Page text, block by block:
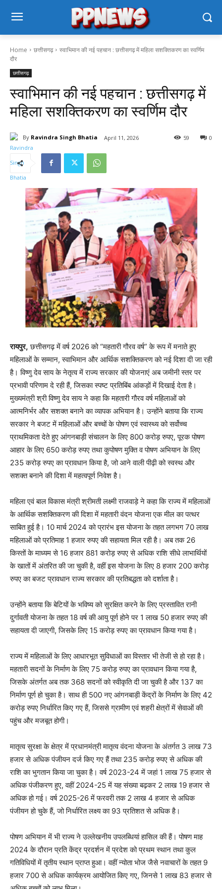
Home छत्तीसगढ़
स्वाभिमान की नई पहचान : छत्तीसगढ़ में महिला सशक्तिकरण का स्वर्णिम
दौर
छत्तीसगढ़
स्वाभिमान की नई पहचान : छत्तीसगढ़ में
महिला सशक्तिकरण का स्वर्णिम दौर
By Ravindra Singh Bhatia April 11, 2026 0
59
रायपुर, छत्तीसगढ़ में वर्ष 2026 को “महतारी गौरव वर्ष” के रूप में मनाते हुए
महिलाओं के सम्मान, स्वाभिमान और आर्थिक सशक्तिकरण को नई दिशा दी जा रही
है। विष्णु देव साय के नेतृत्व में राज्य सरकार की योजनाएं अब जमीनी स्तर पर
प्रभावी परिणाम दे रही हैं, जिसका स्पष्ट प्रतिबिंब आंकड़ों में दिखाई देता है।
मुख्यमंत्री श्री विष्णु देव साय ने कहा कि महतारी गौरव वर्ष महिलाओं को
आत्मनिर्भर और सशक्त बनाने का व्यापक अभियान है। उन्होंने बताया कि राज्य
सरकार ने बजट में महिलाओं और बच्चों के पोषण एवं स्वास्थ्य को सर्वोच्च
प्राथमिकता देते हुए आंगनबाड़ी संचालन के लिए 800 करोड़ रुपए, पूरक पोषण
आहार के लिए 650 करोड़ रुपए तथा कुपोषण मुक्ति व पोषण अभियान के लिए
235 करोड़ रुपए का प्रावधान किया है, जो आने वाली पीढ़ी को स्वस्थ और
सशक्त बनाने की दिशा में महत्वपूर्ण निवेश है।
महिला एवं बाल विकास मंत्री श्रीमती लक्ष्मी राजवाड़े ने कहा कि राज्य में महिलाओं
के आर्थिक सशक्तिकरण की दिशा में महतारी वंदन योजना एक मील का पत्थर
साबित हुई है। 10 मार्च 2024 को प्रारंभ इस योजना के तहत लगभग 70 लाख
महिलाओं को प्रतिमाह 1 हजार रुपए की सहायता मिल रही है। अब तक 26
किस्तों के माध्यम से 16 हजार 881 करोड़ रुपए से अधिक राशि सीधे लाभार्थियों
के खातों में अंतरित की जा चुकी है, वहीं इस योजना के लिए 8 हजार 200 करोड़
रुपए का बजट प्रावधान राज्य सरकार की प्रतिबद्धता को दर्शाता है।
उन्होंने बताया कि बेटियों के भविष्य को सुरक्षित करने के लिए प्रस्तावित रानी
दुर्गावती योजना के तहत 18 वर्ष की आयु पूर्ण होने पर 1 लाख 50 हजार रुपए की
सहायता दी जाएगी, जिसके लिए 15 करोड़ रुपए का प्रावधान किया गया है।
राज्य में महिलाओं के लिए आधारभूत सुविधाओं का विस्तार भी तेजी से हो रहा है।
महतारी सदनों के निर्माण के लिए 75 करोड़ रुपए का प्रावधान किया गया है,
जिसके अंतर्गत अब तक 368 सदनों को स्वीकृति दी जा चुकी है और 137 का
निर्माण पूर्ण हो चुका है। साथ ही 500 नए आंगनबाड़ी केंद्रों के निर्माण के लिए 42
करोड़ रुपए निर्धारित किए गए हैं, जिससे ग्रामीण एवं शहरी क्षेत्रों में सेवाओं की
पहुंच और मजबूत होगी।
मातृत्व सुरक्षा के क्षेत्र में प्रधानमंत्री मातृत्व वंदना योजना के अंतर्गत 3 लाख 73
हजार से अधिक पंजीयन दर्ज किए गए हैं तथा 235 करोड़ रुपए से अधिक की
राशि का भुगतान किया जा चुका है। वर्ष 2023-24 में जहां 1 लाख 75 हजार से
अधिक पंजीकरण हुए, वहीं 2024-25 में यह संख्या बढ़कर 2 लाख 19 हजार से
अधिक हो गई। वर्ष 2025-26 में फरवरी तक 2 लाख 4 हजार से अधिक
पंजीयन हो चुके हैं, जो निर्धारित लक्ष्य का 93 प्रतिशत से अधिक है।
पोषण अभियान में भी राज्य ने उल्लेखनीय उपलब्धियां हासिल की हैं। पोषण माह
2024 के दौरान प्रति केंद्र प्रदर्शन में प्रदेश को प्रथम स्थान तथा कुल
गतिविधियों में तृतीय स्थान प्राप्त हुआ। वहीं न्योता भोज जैसे नवाचारों के तहत 9
हजार 700 से अधिक कार्यक्रम आयोजित किए गए, जिनसे 1 लाख 83 हजार से